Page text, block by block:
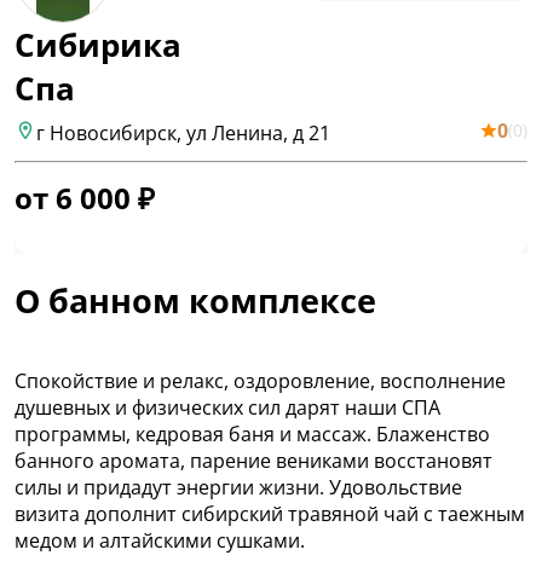
Сибирика
Спа
г Новосибирск, ул Ленина, д 21 0(0)
от6 000 ₽
О банном комплексе
Спокойствие и релакс, оздоровление, восполнение
душевных и физических сил дарят наши СПА
программы, кедровая баня и массаж. Блаженство
банного аромата, парение вениками восстановят
силы и придадут энергии жизни. Удовольствие
визита дополнит сибирский травяной чай с таежным
медом и алтайскими сушками.